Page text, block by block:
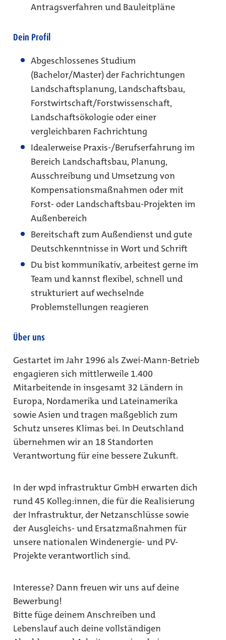
Antragsverfahren und Bauleitpläne
Dein Profil
Abgeschlossenes Studium
(Bachelor/Master) der Fachrichtungen
Landschaftsplanung, Landschaftsbau,
Forstwirtschaft/Forstwissenschaft,
Landschaftsökologie oder einer
vergleichbaren Fachrichtung
Idealerweise Praxis-/Berufserfahrung im
Bereich Landschaftsbau, Planung,
Ausschreibung und Umsetzung von
Kompensati­onsmaßnahmen oder mit
Forst- oder Landschaftsbau-Projekten im
Außenbereich
Bereitschaft zum Außendienst und gute
Deutschkenntnisse in Wort und Schrift
Du bist kommunikativ, arbeitest gerne im
Team und kannst flexibel, schnell und
strukturiert auf wechselnde
Problemstellungen reagieren
Über uns
Gestartet im Jahr 1996 als Zwei-Mann-Betrieb
engagieren sich mittlerweile 1.400
Mitarbeitende in insgesamt 32 Ländern in
Europa, Nordamerika und Lateinamerika
sowie Asien und tragen maßgeblich zum
Schutz unseres Klimas bei. In Deutschland
übernehmen wir an 18 Standorten
Verantwortung für eine bessere Zukunft.
In der wpd infrastruktur GmbH erwarten dich
rund 45 Kolleg:innen, die für die Realisierung
der Infrastruktur, der Netzanschlüsse sowie
der Ausgleichs- und Ersatzmaßnahmen für
unsere nationalen Windenergie- und PV-
Projekte verantwortlich sind.
Interesse? Dann freuen wir uns auf deine
Bewerbung!
Bitte füge deinem Anschreiben und
Lebenslauf auch deine vollständigen